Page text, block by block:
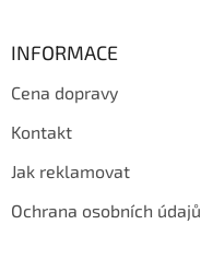
INFORMACE
Cena dopravy
Kontakt
Jak reklamovat
Ochrana osobních údajů